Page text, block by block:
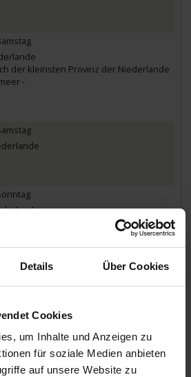
Details Über Cookies
Cookies
um Inhalte und Anzeigen zu
für soziale Medien anbieten
auf unsere Website zu
der kleinsten Provinz der Niederlande
-
Stadtbesichtigung
& Slooten
Hafenstadt Medemblik